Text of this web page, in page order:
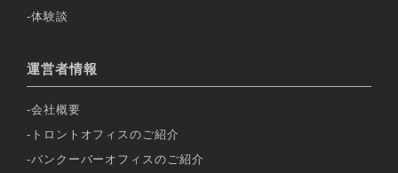
体験談
運営者情報
会社概要
トロントオフィスのご紹介
バンクーバーオフィスのご紹介